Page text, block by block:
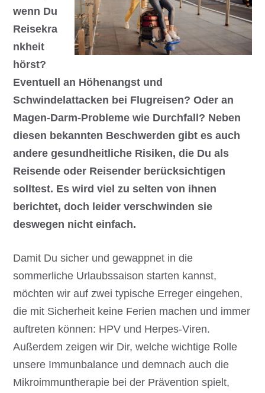
wenn Du
Reisekra
nkheit
hörst?
Eventuell an Höhenangst und
Schwindelattacken bei Flugreisen? Oder an
Magen-Darm-Probleme wie Durchfall? Neben
diesen bekannten Beschwerden gibt es auch
andere gesundheitliche Risiken, die Du als
Reisende oder Reisender berücksichtigen
solltest. Es wird viel zu selten von ihnen
berichtet, doch leider verschwinden sie
deswegen nicht einfach.
Damit Du sicher und gewappnet in die
sommerliche Urlaubssaison starten kannst,
möchten wir auf zwei typische Erreger eingehen,
die mit Sicherheit keine Ferien machen und immer
auftreten können: HPV und Herpes-Viren.
Außerdem zeigen wir Dir, welche wichtige Rolle
unsere Immunbalance und demnach auch die
Mikroimmuntherapie bei der Prävention spielt,